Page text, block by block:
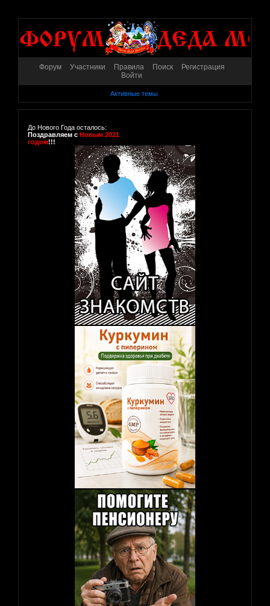
Форум Участники Правила Поиск
Регистрация
Войти
Активные темы
До Нового Года осталось:
Поздравляем с Новым 2021
годом!!!